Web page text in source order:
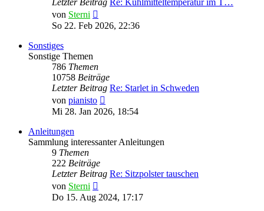
von Sterni
Beitrag
So 22. Feb 2026, 22:36
Sonstiges
Sonstige Themen
786 Themen
10758 Beiträge
Letzter Beitrag Re: Starlet in Schweden
von pianisto
Beitrag
Mi 28. Jan 2026, 18:54
Anleitungen
Sammlung interessanter Anleitungen
9 Themen
222 Beiträge
Letzter Beitrag Re: Sitzpolster tauschen
von Sterni
Beitrag
Do 15. Aug 2024, 17:17